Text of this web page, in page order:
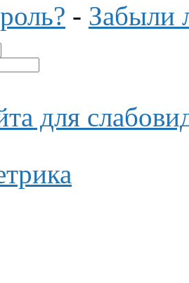
- Забыли
для